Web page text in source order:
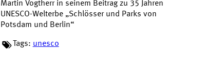
Martin Vogtherr in seinem Beitrag zu 35 Jahren
UNESCO-Welterbe „Schlösser und Parks von
Potsdam und Berlin“
Tags: unesco